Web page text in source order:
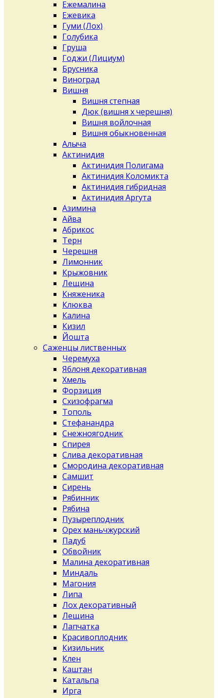
Ежемалина
Ежевика
Гуми (Лох)
Голубика
Груша
Годжи (Лициум)
Брусника
Виноград
Вишня
Вишня степная
Дюк (вишня х черешня)
Вишня войлочная
Вишня обыкновенная
Алыча
Актинидия
Актинидия Полигама
Актинидия Коломикта
Актинидия гибридная
Актинидия Аргута
Азимина
Айва
Абрикос
Терн
Черешня
Лимонник
Крыжовник
Лещина
Княженика
Клюква
Калина
Кизил
Йошта
Саженцы лиственных
Черемуха
Яблоня декоративная
Хмель
Форзиция
Схизофрагма
Тополь
Стефанандра
Снежноягодник
Спирея
Слива декоративная
Смородина декоративная
Самшит
Сирень
Рябинник
Рябина
Пузыреплодник
Орех маньчжурский
Падуб
Обвойник
Малина декоративная
Миндаль
Магония
Липа
Лох декоративный
Лещина
Лапчатка
Красивоплодник
Кизильник
Клен
Каштан
Катальпа
Ирга